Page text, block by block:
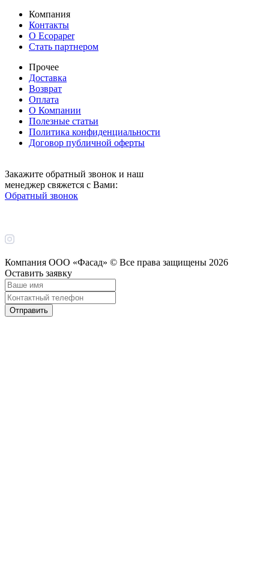
Компания
Контакты
О Ecopaper
Стать партнером
Прочее
Доставка
Возврат
Оплата
О Компании
Полезные статьи
Политика конфиденциальности
Договор публичной оферты
Закажите обратный звонок и наш
менеджер свяжется с Вами:
Обратный звонок
Компания ООО «Фасад» © Все права защищены 2026
Оставить заявку
Отправить